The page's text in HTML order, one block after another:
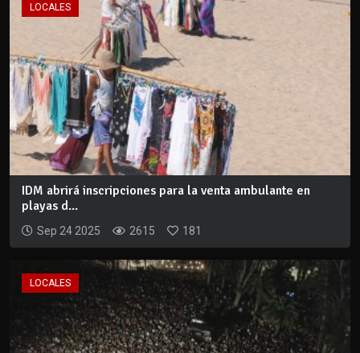
LOCALES
IDM abrirá inscripciones para la venta ambulante en
playas d...
Sep 24 2025 2615 181
LOCALES